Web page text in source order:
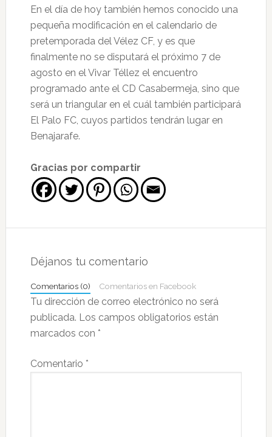
En el día de hoy también hemos conocido una
pequeña modificación en el calendario de
pretemporada del Vélez CF, y es que
finalmente no se disputará el próximo 7 de
agosto en el Vivar Téllez el encuentro
programado ante el CD Casabermeja, sino que
será un triangular en el cuál también participará
El Palo FC, cuyos partidos tendrán lugar en
Benajarafe.
Gracias por compartir
con
lectores
Déjanos tu comentario
Comentarios (0) Comentarios en Facebook
Tu dirección de correo electrónico no será
publicada. Los campos obligatorios están
marcados con *
Comentario *